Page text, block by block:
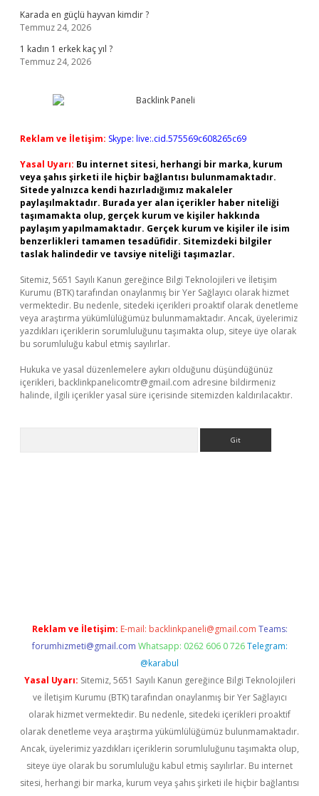
Karada en güçlü hayvan kimdir ?
Temmuz 24, 2026
1 kadın 1 erkek kaç yıl ?
Temmuz 24, 2026
Reklam ve İletişim: Skype: live:.cid.575569c608265c69
Yasal Uyarı: Bu internet sitesi, herhangi bir marka, kurum
veya şahıs şirketi ile hiçbir bağlantısı bulunmamaktadır.
Sitede yalnızca kendi hazırladığımız makaleler
paylaşılmaktadır. Burada yer alan içerikler haber niteliği
taşımamakta olup, gerçek kurum ve kişiler hakkında
paylaşım yapılmamaktadır. Gerçek kurum ve kişiler ile isim
benzerlikleri tamamen tesadüfidir. Sitemizdeki bilgiler
taslak halindedir ve tavsiye niteliği taşımazlar.
Sitemiz, 5651 Sayılı Kanun gereğince Bilgi Teknolojileri ve İletişim
Kurumu (BTK) tarafından onaylanmış bir Yer Sağlayıcı olarak hizmet
vermektedir. Bu nedenle, sitedeki içerikleri proaktif olarak denetleme
veya araştırma yükümlülüğümüz bulunmamaktadır. Ancak, üyelerimiz
yazdıkları içeriklerin sorumluluğunu taşımakta olup, siteye üye olarak
bu sorumluluğu kabul etmiş sayılırlar.
Hukuka ve yasal düzenlemelere aykırı olduğunu düşündüğünüz
içerikleri, backlinkpanelicomtr@gmail.com adresine bildirmeniz
halinde, ilgili içerikler yasal süre içerisinde sitemizden kaldırılacaktır.
Reklam ve İletişim: E-mail: backlinkpaneli@gmail.com Teams:
forumhizmeti@gmail.com Whatsapp: 0262 606 0 726 Telegram:
@karabul
Yasal Uyarı: Sitemiz, 5651 Sayılı Kanun gereğince Bilgi Teknolojileri
ve İletişim Kurumu (BTK) tarafından onaylanmış bir Yer Sağlayıcı
olarak hizmet vermektedir. Bu nedenle, sitedeki içerikleri proaktif
olarak denetleme veya araştırma yükümlülüğümüz bulunmamaktadır.
Ancak, üyelerimiz yazdıkları içeriklerin sorumluluğunu taşımakta olup,
siteye üye olarak bu sorumluluğu kabul etmiş sayılırlar. Bu internet
sitesi, herhangi bir marka, kurum veya şahıs şirketi ile hiçbir bağlantısı